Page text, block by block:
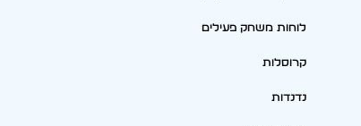
לוחות משחק פעילים
קרוסלות
נדנדות